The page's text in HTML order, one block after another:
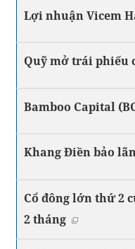
Lợi nhuận Vicem
Quỹ mở trái phiếu
Bamboo Capital
Khang Điền bảo
Cổ đông lớn thứ 2
2 tháng